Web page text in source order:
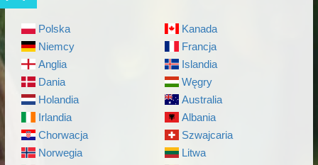
Polska
Niemcy
Anglia
Dania
Holandia
Irlandia
Chorwacja
Norwegia
Kanada
Francja
Islandia
Węgry
Australia
Albania
Szwajcaria
Litwa